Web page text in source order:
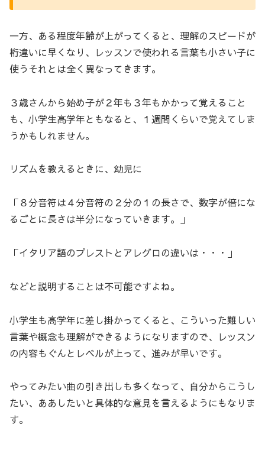
一方、ある程度年齢が上がってくると、理解のスピードが
桁違いに早くなり、レッスンで使われる言葉も小さい子に
使うそれとは全く異なってきます。
３歳さんから始め子が２年も３年もかかって覚えること
も、小学生高学年ともなると、１週間くらいで覚えてしま
うかもしれません。
リズムを教えるときに、幼児に
「８分音符は４分音符の２分の１の長さで、数字が倍にな
るごとに長さは半分になっていきます。」
「イタリア語のプレストとアレグロの違いは・・・」
などと説明することは不可能ですよね。
小学生も高学年に差し掛かってくると、こういった難しい
言葉や概念も理解ができるようになりますので、レッスン
の内容もぐんとレベルが上って、進みが早いです。
やってみたい曲の引き出しも多くなって、自分からこうし
たい、ああしたいと具体的な意見を言えるようにもなりま
す。